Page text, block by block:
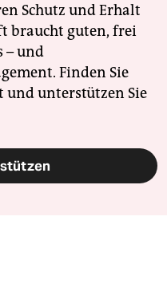
Schutz und Erhalt
braucht guten, frei
– und
Finden Sie
und unterstützen Sie